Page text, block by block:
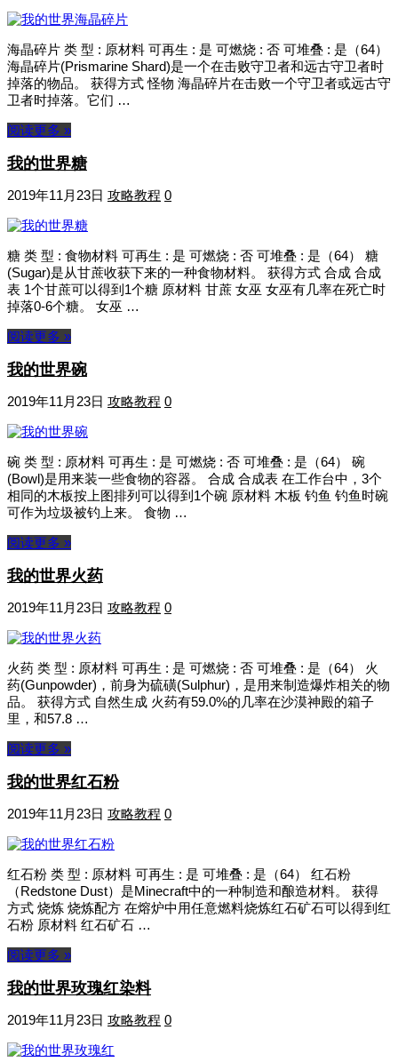
海晶碎片 类 型 : 原材料 可再生 : 是 可燃烧 : 否 可堆叠 : 是（64）
海晶碎片(Prismarine Shard)是一个在击败守卫者和远古守卫者时
掉落的物品。 获得方式 怪物 海晶碎片在击败一个守卫者或远古守
卫者时掉落。它们 …
阅读更多 »
我的世界糖
2019年11月23日 攻略教程 0
糖 类 型 : 食物材料 可再生 : 是 可燃烧 : 否 可堆叠 : 是（64） 糖
(Sugar)是从甘蔗收获下来的一种食物材料。 获得方式 合成 合成
表 1个甘蔗可以得到1个糖 原材料 甘蔗 女巫 女巫有几率在死亡时
掉落0-6个糖。 女巫 …
阅读更多 »
我的世界碗
2019年11月23日 攻略教程 0
碗 类 型 : 原材料 可再生 : 是 可燃烧 : 否 可堆叠 : 是（64） 碗
(Bowl)是用来装一些食物的容器。 合成 合成表 在工作台中，3个
相同的木板按上图排列可以得到1个碗 原材料 木板 钓鱼 钓鱼时碗
可作为垃圾被钓上来。 食物 …
阅读更多 »
我的世界火药
2019年11月23日 攻略教程 0
火药 类 型 : 原材料 可再生 : 是 可燃烧 : 否 可堆叠 : 是（64） 火
药(Gunpowder)，前身为硫磺(Sulphur)，是用来制造爆炸相关的物
品。 获得方式 自然生成 火药有59.0%的几率在沙漠神殿的箱子
里，和57.8 …
阅读更多 »
我的世界红石粉
2019年11月23日 攻略教程 0
红石粉 类 型 : 原材料 可再生 : 是 可堆叠 : 是（64） 红石粉
（Redstone Dust）是Minecraft中的一种制造和酿造材料。 获得
方式 烧炼 烧炼配方 在熔炉中用任意燃料烧炼红石矿石可以得到红
石粉 原材料 红石矿石 …
阅读更多 »
我的世界玫瑰红染料
2019年11月23日 攻略教程 0